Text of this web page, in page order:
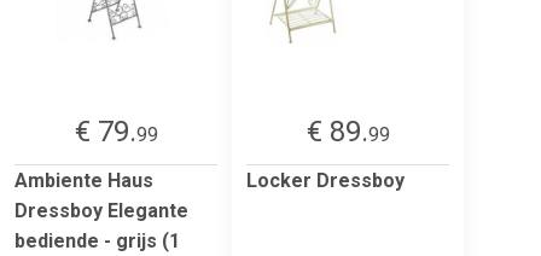
€ 79.99
Ambiente Haus
Dressboy Elegante
bediende - grijs (1
€ 89.99
Locker Dressboy